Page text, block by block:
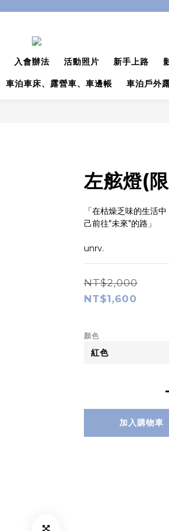
入會辦法 活動照片 新手上路
車泊車床、露營車、車邊帳 車泊戶外
左舷燈(
「在枯燥乏味的生活
己前往"未來"的路」
unrv.
NT$2,000
NT$1,600
顏色
加入購物車